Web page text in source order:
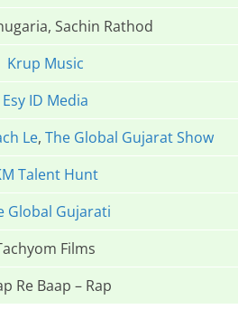
Sachin Rathod
Krup Music
Esy ID Media
Le, The Global Gujarat Show
Talent Hunt
Global Gujarati
Films
Re Baap – Rap